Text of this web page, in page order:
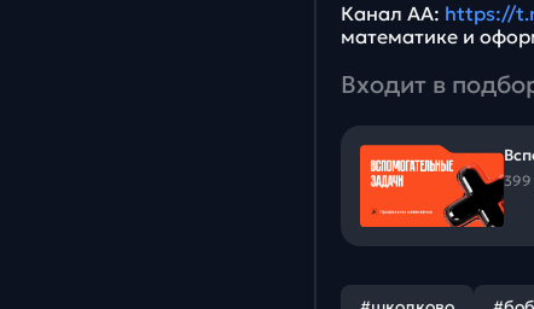
Канал АА: https://
математике и
Входит в
399